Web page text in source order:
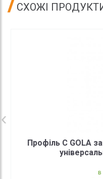
СХОЖІ
Профіль C GOLA
в